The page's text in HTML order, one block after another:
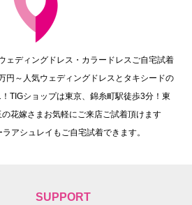
ェディングドレス・カラードレスご自宅試着
円～人気ウェディングドレスとタキシードの
TIGショップは東京、錦糸町駅徒歩3分！東
花嫁さまお気軽にご来店ご試着頂けます
ラアシュレイもご自宅試着できます。
SUPPORT